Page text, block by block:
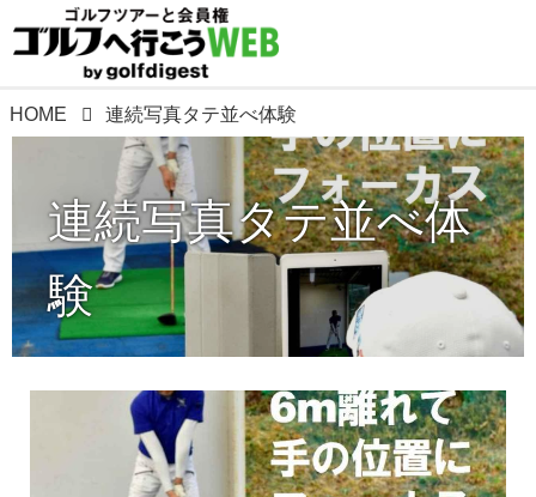
HOME 連続写真タテ並べ体験
連続写真タテ並べ体
験